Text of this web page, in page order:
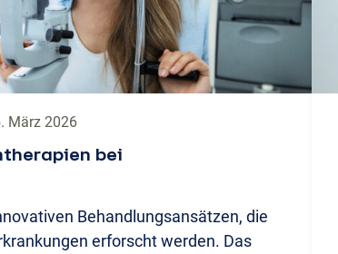
März 2026
bei
Behandlungsansätzen, die
erforscht werden. Das